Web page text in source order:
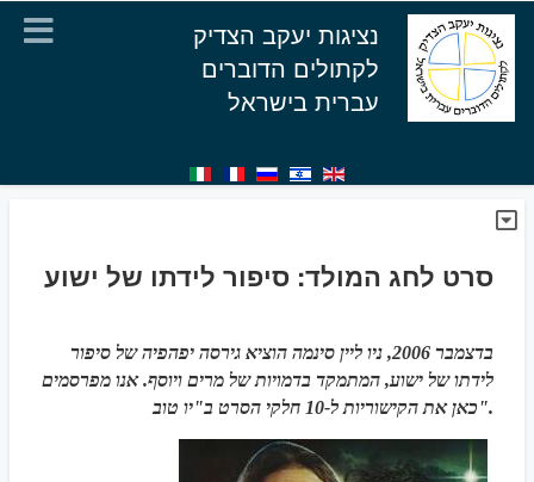
נציגות יעקב הצדיק
לקתולים הדוברים
עברית בישראל
סרט לחג המולד: סיפור לידתו של ישוע
בדצמבר 2006, ניו ליין סינמה הוציא גירסה יפהפיה של סיפור
לידתו של ישוע, המתמקד בדמויות של מרים ויוסף. אנו מפרסמים
כאן את הקישוריות ל-10 חלקי הסרט ב"יו טוב".